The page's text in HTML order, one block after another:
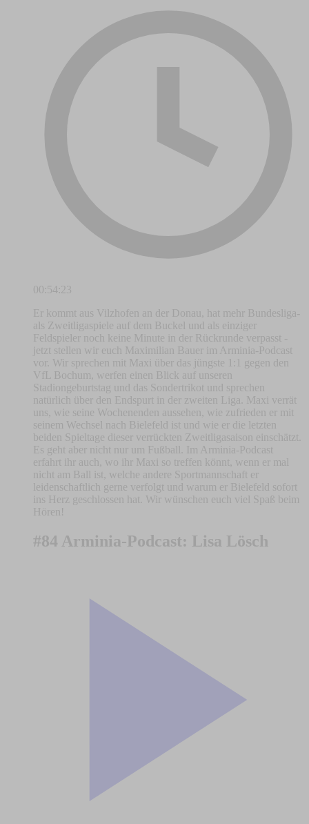
00:54:23
Er kommt aus Vilzhofen an der Donau, hat mehr Bundesliga-
als Zweitligaspiele auf dem Buckel und als einziger
Feldspieler noch keine Minute in der Rückrunde verpasst -
jetzt stellen wir euch Maximilian Bauer im Arminia-Podcast
vor. Wir sprechen mit Maxi über das jüngste 1:1 gegen den
VfL Bochum, werfen einen Blick auf unseren
Stadiongeburtstag und das Sondertrikot und sprechen
natürlich über den Endspurt in der zweiten Liga. Maxi verrät
uns, wie seine Wochenenden aussehen, wie zufrieden er mit
seinem Wechsel nach Bielefeld ist und wie er die letzten
beiden Spieltage dieser verrückten Zweitligasaison einschätzt.
Es geht aber nicht nur um Fußball. Im Arminia-Podcast
erfahrt ihr auch, wo ihr Maxi so treffen könnt, wenn er mal
nicht am Ball ist, welche andere Sportmannschaft er
leidenschaftlich gerne verfolgt und warum er Bielefeld sofort
ins Herz geschlossen hat. Wir wünschen euch viel Spaß beim
Hören!
#84 Arminia-Podcast: Lisa Lösch